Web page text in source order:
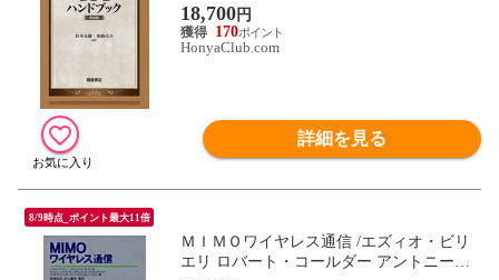
18,700円
170
HonyaClub.com
詳細を見る
8/9時点_ポイント最大11倍
ＭＩＭＯワイヤレス通信 /エズィオ・ビリ
エリ ロバート・コールダー アントニー・